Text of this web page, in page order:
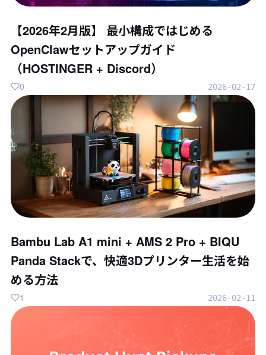
【2026年2月版】 最小構成ではじめる
OpenClawセットアップガイド
（HOSTINGER + Discord）
2026-02-17
0
Bambu Lab A1 mini + AMS 2 Pro + BIQU
Panda Stackで、快適3Dプリンター生活を始
める方法
2026-02-11
1